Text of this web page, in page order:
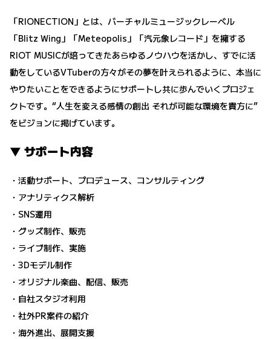
「RIONECTION」とは、バーチャルミュージックレーベル
「Blitz Wing」「Meteopolis」「汽元象レコード」を擁する
RIOT MUSICが培ってきたあらゆるノウハウを活かし、すでに活
動をしているVTuberの方々がその夢を叶えられるように、本当に
やりたいことをできるようにサポートし共に歩んでいくプロジェ
クトです。“人生を変える感情の創出 それが可能な環境を貴方に”
をビジョンに掲げています。
▼ サポート内容
・活動サポート、プロデュース、コンサルティング
・アナリティクス解析
・SNS運用
・グッズ制作、販売
・ライブ制作、実施
・3Dモデル制作
・オリジナル楽曲、配信、販売
・自社スタジオ利用
・社外PR案件の紹介
・海外進出、展開支援